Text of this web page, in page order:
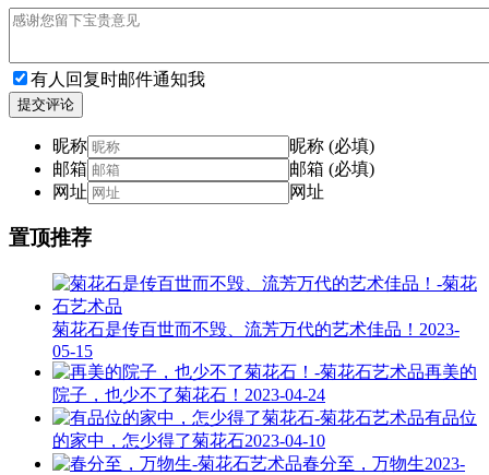
有人回复时邮件通知我
提交评论
昵称
昵称 (必填)
邮箱
邮箱 (必填)
网址
网址
置顶推荐
菊花石是传百世而不毁、流芳万代的艺术佳品！ 2023-
05-15
再美的
院子，也少不了菊花石！ 2023-04-24
有品位
的家中，怎少得了菊花石2023-04-10
春分至，万物生2023-